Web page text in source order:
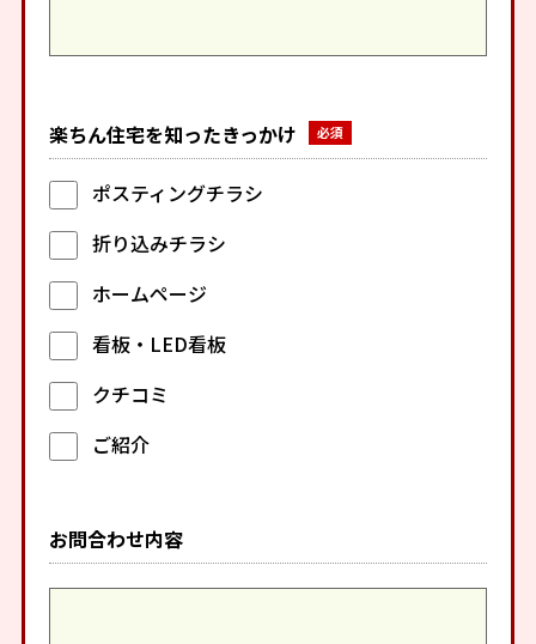
楽ちん住宅を知ったきっかけ
ポスティングチラシ
折り込みチラシ
ホームページ
看板・LED看板
クチコミ
ご紹介
お問合わせ内容